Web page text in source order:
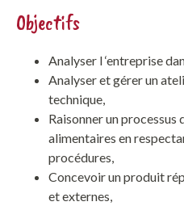
Objectifs
Analyser l ‘entreprise
Analyser et gérer un
technique,
Raisonner un
alimentaires en
procédures,
Concevoir un produit
et externes,